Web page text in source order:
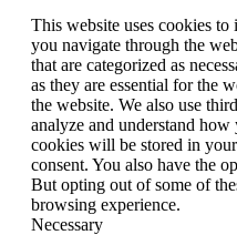
This website uses cookies
you navigate through the
that are categorized as
as they are essential for the
the website. We also use
analyze and understand
cookies will be stored in
consent. You also have the
But opting out of some of
browsing experience.
Necessary